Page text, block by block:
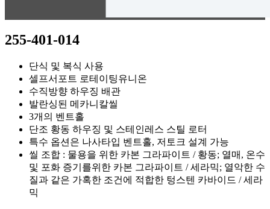
255-401-014
단식 및 복식 사용
셀프서포트 로테이팅유니온
수직방향 하우징 배관
발란싱된 메카니칼씰
3개의 벤트홀
단조 황동 하우징 및 스테인레스 스틸 로터
특수 옵션은 나사타입 벤트홀, 저토크 설계 가능
씰 조합 : 물용을 위한 카본 그라파이트 / 황동; 열매, 온수
및 포화 증기를위한 카본 그라파이트 / 세라믹; 열악한 수
질과 같은 가혹한 조건에 적합한 텅스텐 카바이드 / 세라
믹